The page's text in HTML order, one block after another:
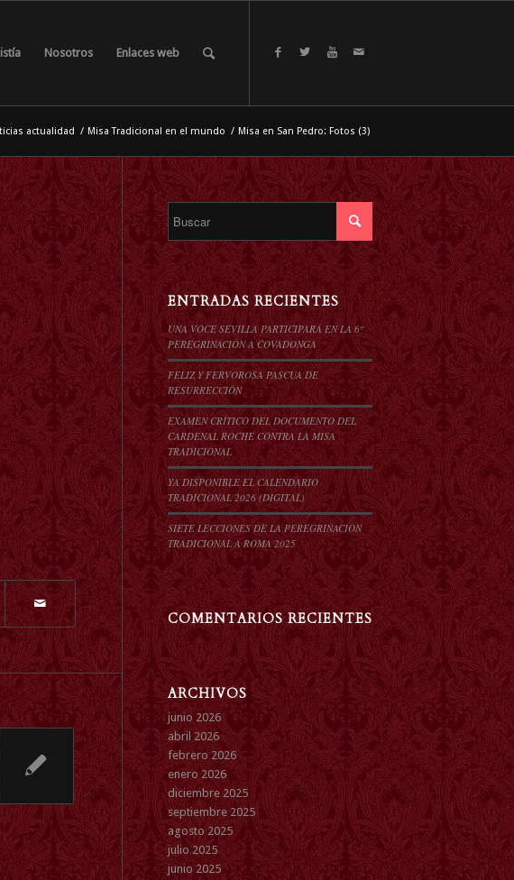
Nosotros Enlaces web
actualidad / Misa Tradicional en el mundo / Misa en San Pedro: Fotos (3)
ENTRADAS RECIENTES
UNA VOCE SEVILLA PARTICIPARÁ EN LA 6º
PEREGRINACIÓN A COVADONGA
FELIZ Y FERVOROSA PASCUA DE
RESURRECCIÓN
EXAMEN CRÍTICO DEL DOCUMENTO DEL
CARDENAL ROCHE CONTRA LA MISA
TRADICIONAL
YA DISPONIBLE EL CALENDARIO
TRADICIONAL 2026 (DIGITAL)
SIETE LECCIONES DE LA PEREGRINACIÓN
TRADICIONAL A ROMA 2025
COMENTARIOS RECIENTES
ARCHIVOS
junio 2026
abril 2026
febrero 2026
enero 2026
diciembre 2025
septiembre 2025
agosto 2025
julio 2025
junio 2025